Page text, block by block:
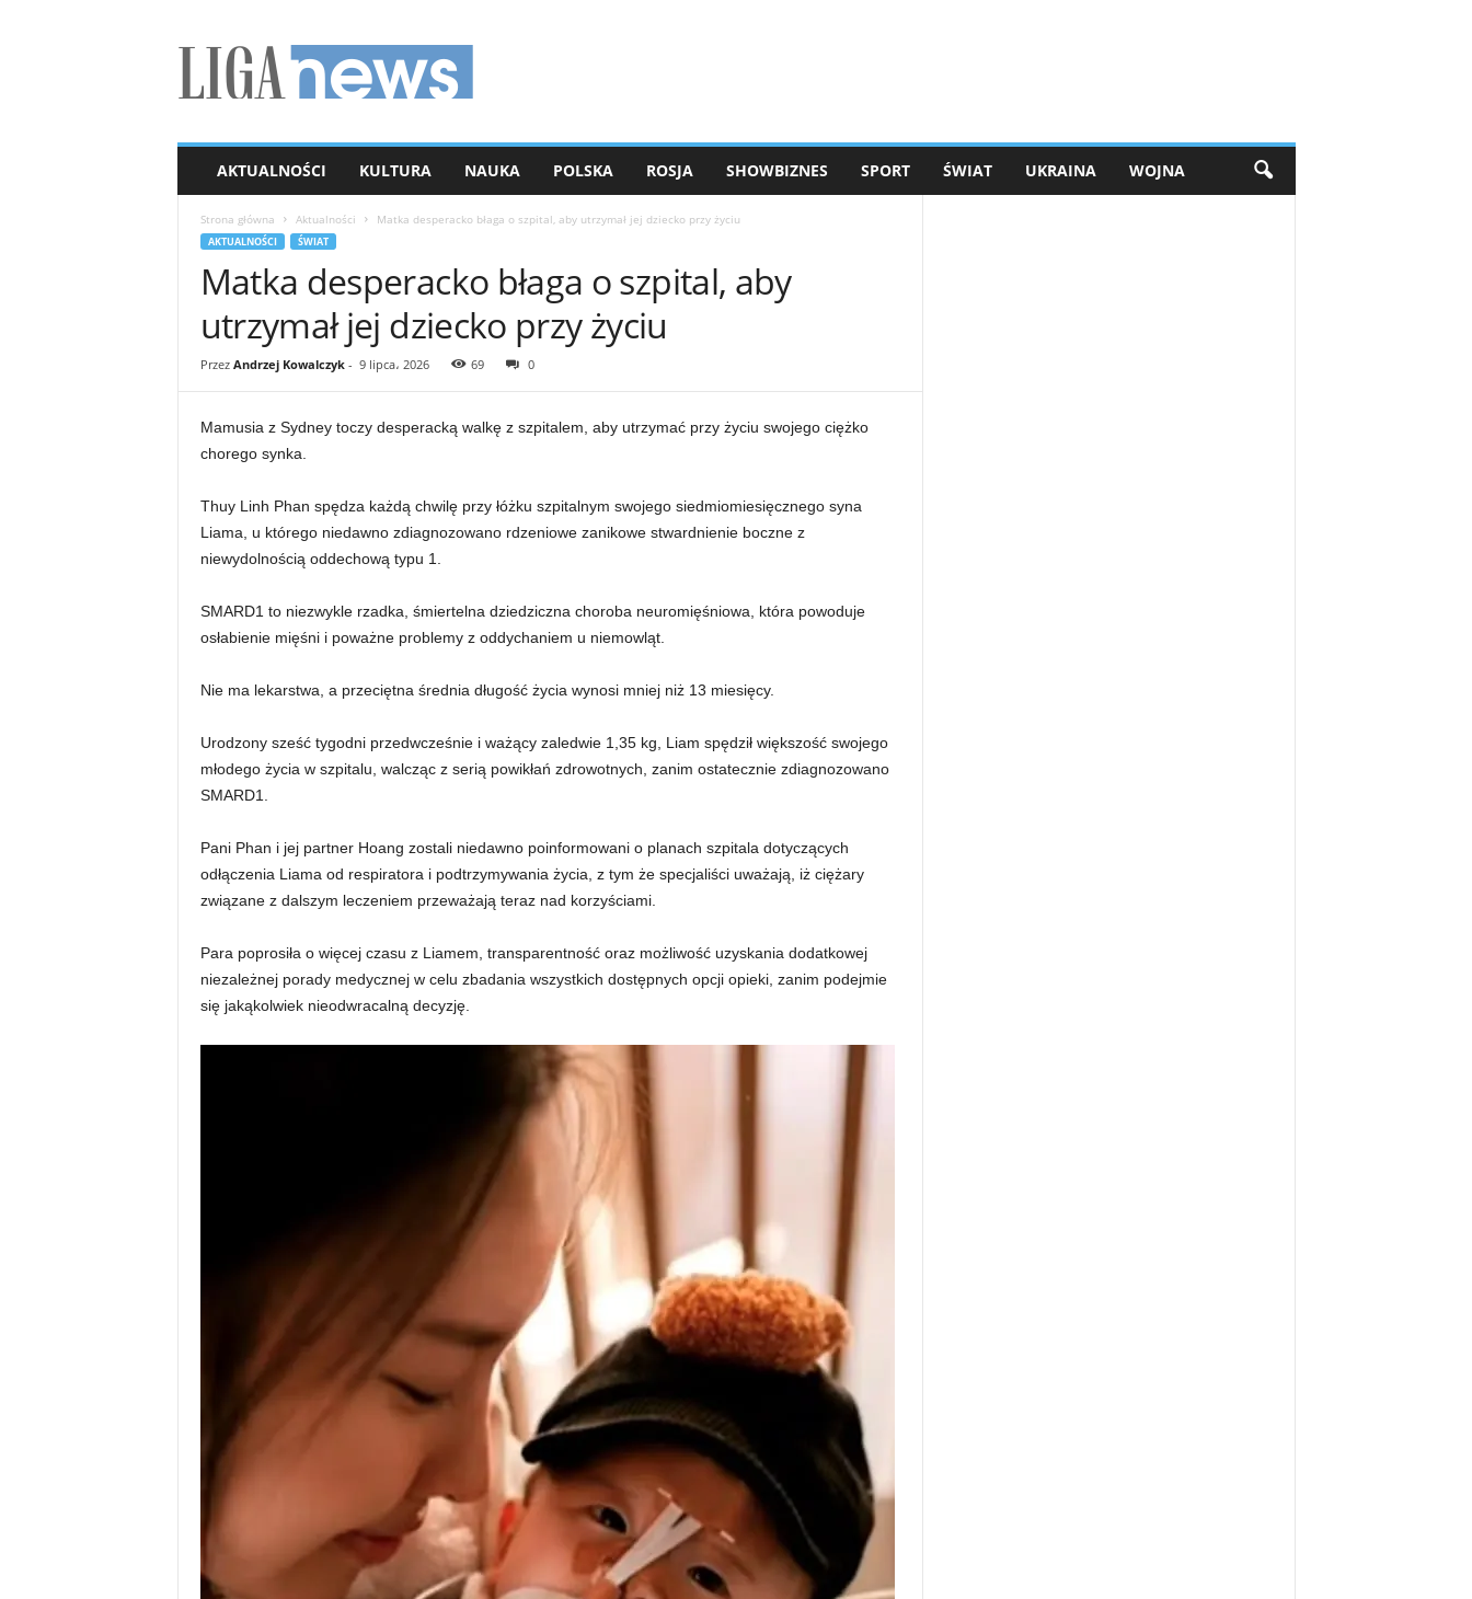
AKTUALNOŚCI KULTURA NAUKA POLSKA ROSJA SHOWBIZNES SPORT ŚWIAT UKRAINA WOJNA
Strona główna Aktualności Matka desperacko błaga o szpital, aby utrzymał jej dziecko przy życiu
AKTUALNOŚCI ŚWIAT
Matka desperacko błaga o szpital, aby
utrzymał jej dziecko przy życiu
Przez Andrzej Kowalczyk- 9 lipca، 2026 69 0
Mamusia z Sydney toczy desperacką walkę z szpitalem, aby utrzymać przy życiu swojego ciężko
chorego synka.
Thuy Linh Phan spędza każdą chwilę przy łóżku szpitalnym swojego siedmiomiesięcznego syna
Liama, u którego niedawno zdiagnozowano rdzeniowe zanikowe stwardnienie boczne z
niewydolnością oddechową typu 1.
SMARD1 to niezwykle rzadka, śmiertelna dziedziczna choroba neuromięśniowa, która powoduje
osłabienie mięśni i poważne problemy z oddychaniem u niemowląt.
Nie ma lekarstwa, a przeciętna średnia długość życia wynosi mniej niż 13 miesięcy.
Urodzony sześć tygodni przedwcześnie i ważący zaledwie 1,35 kg, Liam spędził większość swojego
młodego życia w szpitalu, walcząc z serią powikłań zdrowotnych, zanim ostatecznie zdiagnozowano
SMARD1.
Pani Phan i jej partner Hoang zostali niedawno poinformowani o planach szpitala dotyczących
odłączenia Liama od respiratora i podtrzymywania życia, z tym że specjaliści uważają, iż ciężary
związane z dalszym leczeniem przeważają teraz nad korzyściami.
Para poprosiła o więcej czasu z Liamem, transparentność oraz możliwość uzyskania dodatkowej
niezależnej porady medycznej w celu zbadania wszystkich dostępnych opcji opieki, zanim podejmie
się jakąkolwiek nieodwracalną decyzję.